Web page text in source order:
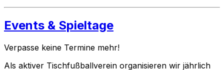
Events & Spieltage
Verpasse keine Termine mehr!
Als aktiver Tischfußballverein organisieren wir jährlich